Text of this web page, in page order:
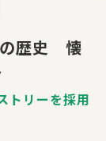
歴史 懐
トリーを採用